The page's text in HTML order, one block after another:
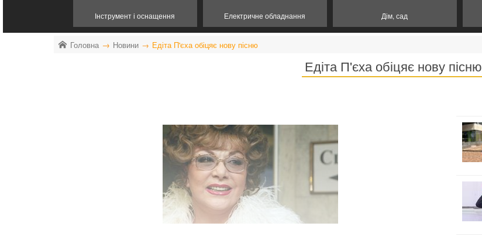
Інструмент і оснащення Електричне обладнання Дім, сад
Головна Новини Едіта П'єха обіцяє нову пісню
Едіта П'єха обіцяє нову пісню